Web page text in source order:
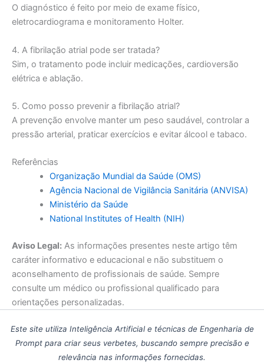
O diagnóstico é feito por meio de exame físico,
eletrocardiograma e monitoramento Holter.
4. A fibrilação atrial pode ser tratada?
Sim, o tratamento pode incluir medicações, cardioversão
elétrica e ablação.
5. Como posso prevenir a fibrilação atrial?
A prevenção envolve manter um peso saudável, controlar a
pressão arterial, praticar exercícios e evitar álcool e tabaco.
Referências
Organização Mundial da Saúde (OMS)
Agência Nacional de Vigilância Sanitária (ANVISA)
Ministério da Saúde
National Institutes of Health (NIH)
Aviso Legal: As informações presentes neste artigo têm
caráter informativo e educacional e não substituem o
aconselhamento de profissionais de saúde. Sempre
consulte um médico ou profissional qualificado para
orientações personalizadas.
Este site utiliza Inteligência Artificial e técnicas de Engenharia de
Prompt para criar seus verbetes, buscando sempre precisão e
relevância nas informações fornecidas.